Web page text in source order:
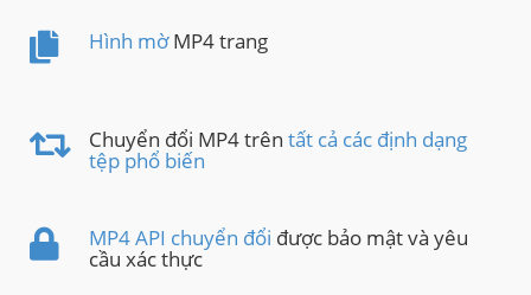
Hình mờMP4 trang
Chuyển đổi MP4 trên tất cả các định dạng
tệp phổ biến
MP4 API chuyển đổi được bảo mật và yêu
cầu xác thực